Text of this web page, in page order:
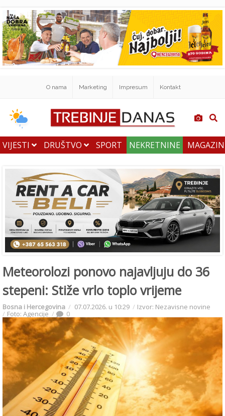
O nama Marketing Impresum Kontakt
VIJESTI DRUŠTVO SPORT NEKRETNINE
Meteorolozi ponovo najavljuju do 36
stepeni: Stiže vrlo toplo vrijeme
Bosna i Hercegovina 07.07.2026. u 10:29 Izvor: Nezavisne novine
Foto: Agencije 0